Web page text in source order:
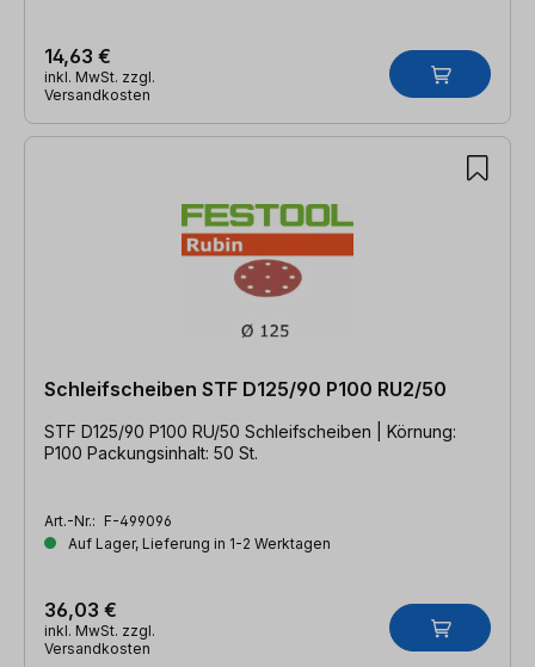
14,63 €
inkl. MwSt. zzgl.
Versandkosten
Schleifscheiben STF D125/90 P100 RU2/50
STF D125/90 P100 RU/50 Schleifscheiben | Körnung:
P100 Packungsinhalt: 50 St.
Art.-Nr.: F-499096
Auf Lager, Lieferung in 1-2 Werktagen
36,03 €
inkl. MwSt. zzgl.
Versandkosten